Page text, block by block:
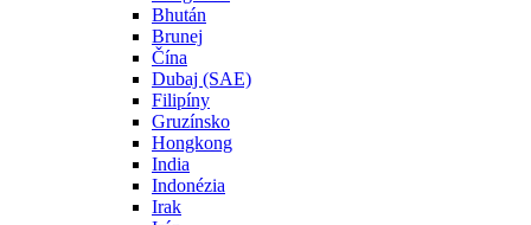
Bhután
Brunej
Čína
Dubaj (SAE)
Filipíny
Gruzínsko
Hongkong
India
Indonézia
Irak